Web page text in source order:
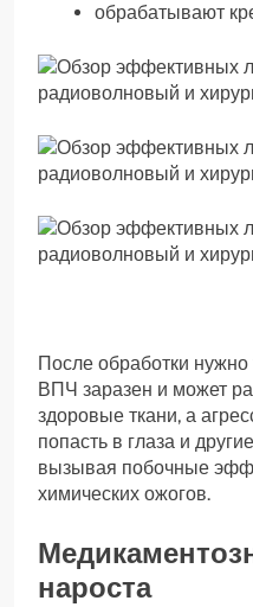
обрабатывают
После обработки
ВПЧ заразен и может
здоровые ткани, а
попасть в глаза и
вызывая побочные
химических ожогов.
нароста